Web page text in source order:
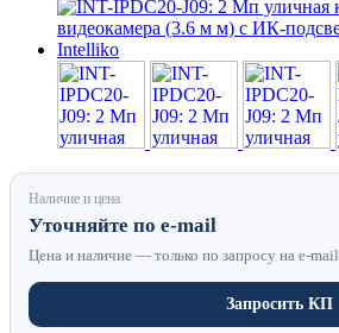
Наличие и цена
Уточняйте по e-mail
Цена и наличие — только по запросу на e-mail
Запросить КП